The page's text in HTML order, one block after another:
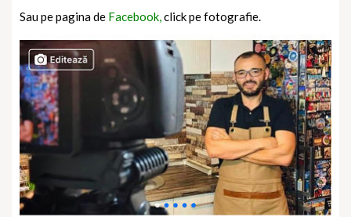
Sau pe pagina de Facebook,click pe fotografie.